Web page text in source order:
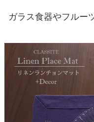
ガラス食器やフルー